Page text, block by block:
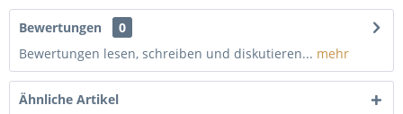
Bewertungen
0
Bewertungen lesen, schreiben und diskutieren... mehr
Ähnliche Artikel